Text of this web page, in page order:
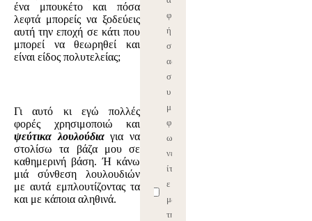
ένα μπουκέτο και πόσα
λεφτά μπορείς να ξοδεύεις
αυτή την εποχή σε κάτι που
μπορεί να θεωρηθεί και
είναι είδος πολυτελείας;
Γι αυτό κι εγώ πολλές
φορές χρησιμοποιώ και
ψεύτικα λουλούδιαγια να
στολίσω τα βάζα μου σε
καθημερινή βάση. Ή κάνω
μιά σύνθεση λουλουδιών
με αυτά εμπλουτίζοντας τα
και με κάποια αληθινά.
φ
ή
σ
ας
σ
υ
μ
φ
ω
νε
ίτ
ε
με
τη